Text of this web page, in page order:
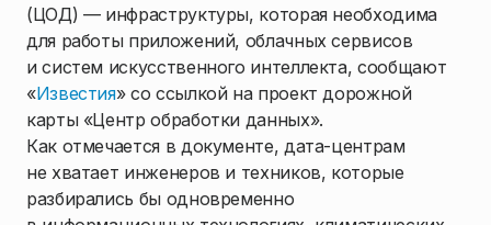
(ЦОД) — инфраструктуры, которая необходима
для работы приложений, облачных сервисов
и систем искусственного интеллекта, сообщают
«Известия» со ссылкой на проект дорожной
карты «Центр обработки данных».
Как отмечается в документе, дата-центрам
не хватает инженеров и техников, которые
разбирались бы одновременно